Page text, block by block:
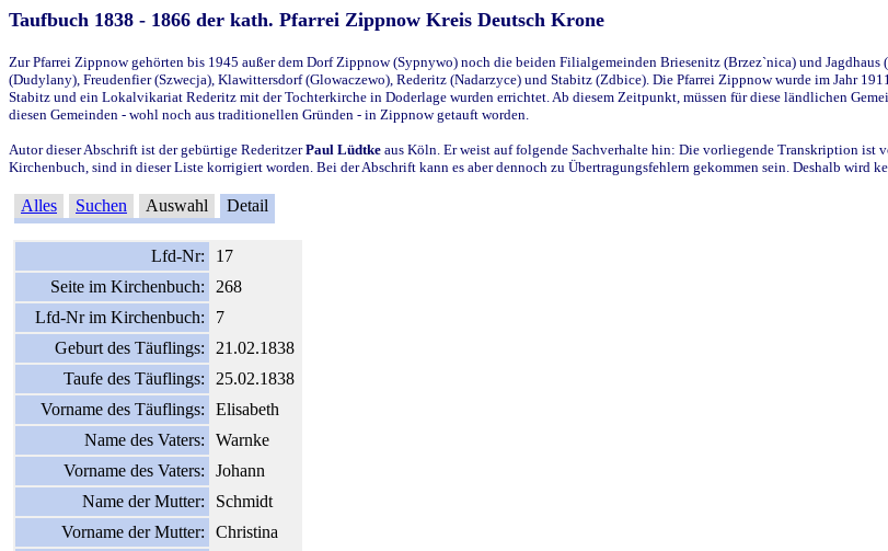
Taufbuch 1838 - 1866 der kath. Pfarrei Zippnow Kreis Deutsch Krone
Zur Pfarrei Zippnow gehörten bis 1945 außer dem Dorf Zippnow (Sypnywo) noch die beiden Filialgemeinden Briesenitz (Brzez`nica) und
(Dudylany), Freudenfier (Szwecja), Klawittersdorf (Glowaczewo), Rederitz (Nadarzyce) und Stabitz (Zdbice). Die Pfarrei Zippnow wurde im Jahr
Stabitz und ein Lokalvikariat Rederitz mit der Tochterkirche in Doderlage wurden errichtet. Ab diesem Zeitpunkt, müssen für diese ländlichen
diesen Gemeinden - wohl noch aus traditionellen Gründen - in Zippnow getauft worden.
Autor dieser Abschrift ist der gebürtige RederitzerPaul Lüdtke aus Köln. Er weist auf folgende Sachverhalte hin: Die vorliegende Transkription
Kirchenbuch, sind in dieser Liste korrigiert worden. Bei der Abschrift kann es aber dennoch zu Übertragungsfehlern gekommen sein. Deshalb wird
Alles Suchen Auswahl Detail
Lfd-Nr:
17
Seite im Kirchenbuch:
268
Lfd-Nr im Kirchenbuch:
7
Geburt des Täuflings:
21.02.1838
Taufe des Täuflings:
25.02.1838
Vorname des Täuflings:
Elisabeth
Name des Vaters:
Warnke
Vorname des Vaters:
Johann
Name der Mutter:
Schmidt
Vorname der Mutter:
Christina